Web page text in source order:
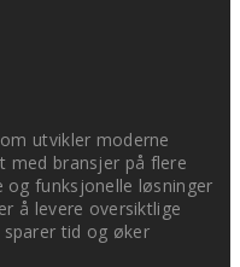
utvikler moderne
med bransjer på flere
og funksjonelle løsninger
å levere oversiktlige
tid og øker